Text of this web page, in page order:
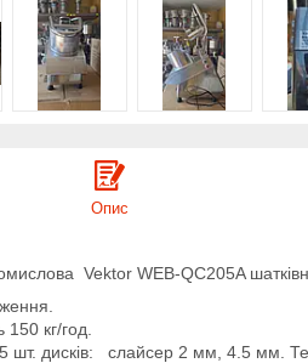
Опис
Vektor WEB-QC205A
150 кг/год.
шт. дисків: слайсер 2 мм, 4.5 мм.